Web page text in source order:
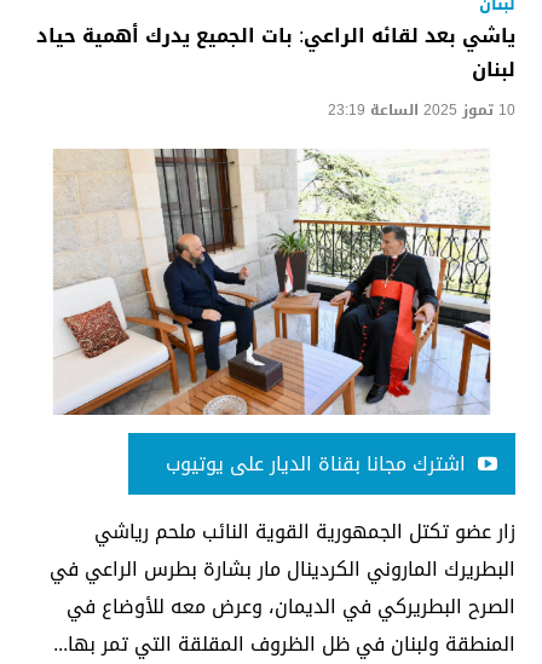
ياشي بعد لقائه الراعي: بات الجميع يدرك أهمية حياد
لبنان
10 تموز 2025 الساعة 23:19
اشترك مجانا بقناة الديار على يوتيوب
زار عضو تكتل الجمهورية القوية النائب ​ملحم رياشي​
البطريرك الماروني الكردينال مار بشارة بطرس الراعي في
الصرح البطريركي في الديمان، وعرض معه للأوضاع في
المنطقة ولبنان في ظل الظروف المقلقة التي تمر بها...